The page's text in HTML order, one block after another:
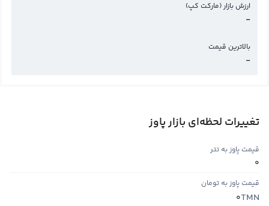
ارزش بازار (مارکت کپ)
-
بالاترین قیمت
-
تغییرات لحظه‌ای بازار پاوز
قیمت پاوز به تتر
0
قیمت پاوز به تومان
TMN
0